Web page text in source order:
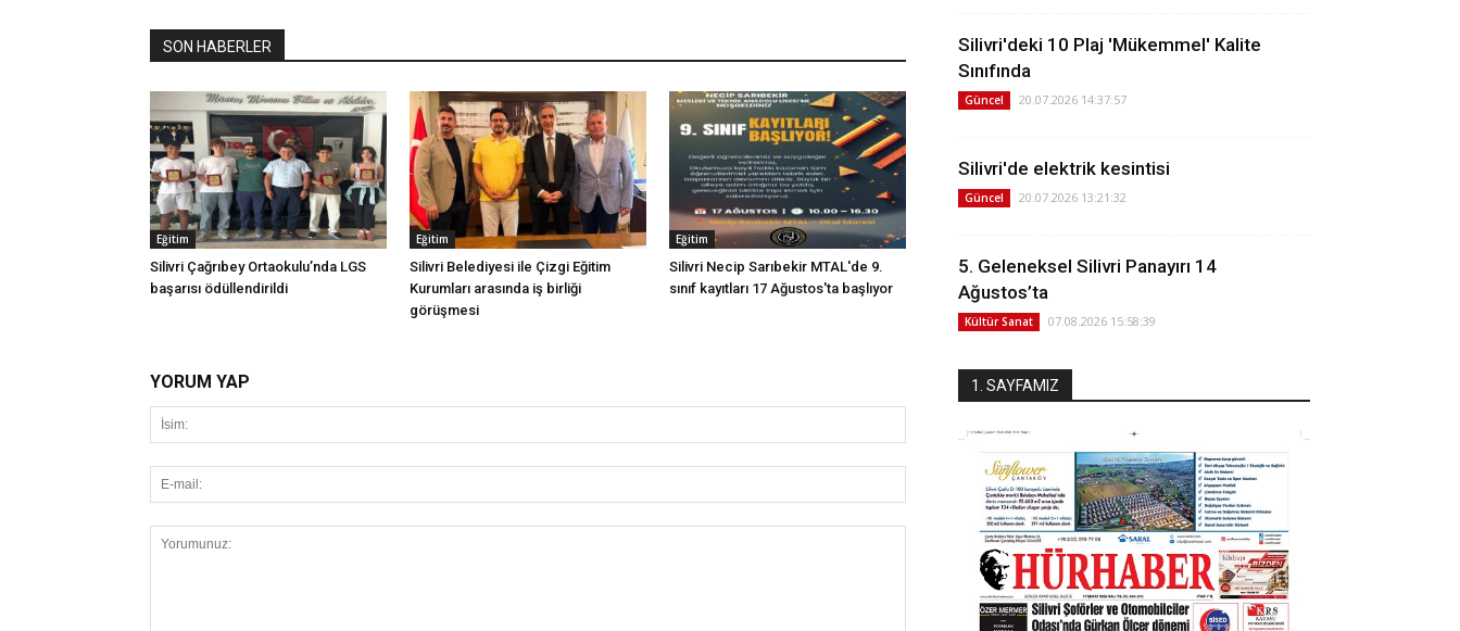
SON HABERLER
Eğitim
Silivri Çağrıbey Ortaokulu’nda LGS
başarısı ödüllendirildi
Eğitim
Silivri Belediyesi ile Çizgi Eğitim
Kurumları arasında iş birliği
görüşmesi
Eğitim
Silivri Necip Sarıbekir MTAL'de 9.
sınıf kayıtları 17 Ağustos'ta başlıyor
YORUM YAP
Silivri'deki 10 Plaj 'Mükemmel' Kalite
Sınıfında
Güncel 20.07.2026 14:37:57
Silivri'de elektrik kesintisi
Güncel 20.07.2026 13:21:32
5. Geleneksel Silivri Panayırı 14
Ağustos’ta
Kültür Sanat 07.08.2026 15:58:39
1. SAYFAMIZ